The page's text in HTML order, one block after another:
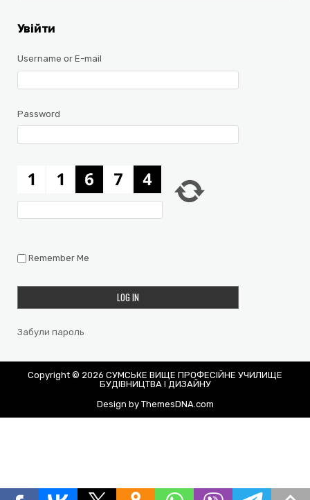
Увійти
Username or E-mail
Password
Remember Me
Забули пароль
Copyright © 2026 СУМСЬКЕ ВИЩЕ ПРОФЕСІЙНЕ УЧИЛИЩЕ
БУДІВНИЦТВА І ДИЗАЙНУ
Design by ThemesDNA.com